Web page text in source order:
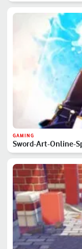
GAMING
Sword-Art-Online-